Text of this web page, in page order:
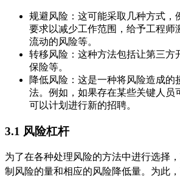
规避风险：这可能采取几种方式，
要求以减少工作范围，给予工程师
流动的风险等。
转移风险：这种方法包括让第三方
保险等。
降低风险：这是一种将风险造成的
法。例如，如果存在某些关键人员
可以计划进行新的招聘。
3.1 风险杠杆
为了在各种处理风险的方法中进行选择
制风险的量和相应的风险降低量。为此